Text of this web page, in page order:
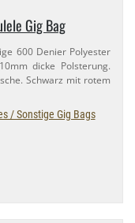
Gig Bag
600 Denier Polyester
dicke Polsterung.
Schwarz mit rotem
/ Sonstige Gig Bags